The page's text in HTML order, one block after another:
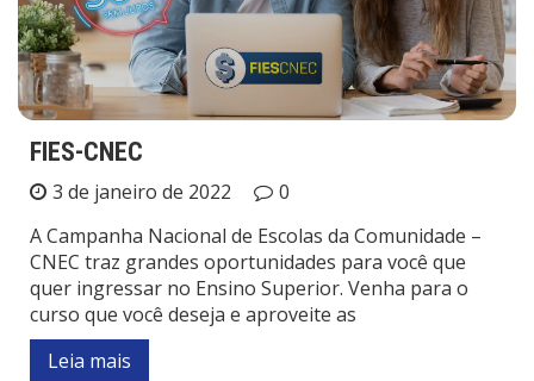
FIES-CNEC
3 de janeiro de 2022
0
A Campanha Nacional de Escolas da Comunidade –
CNEC traz grandes oportunidades para você que
quer ingressar no Ensino Superior. Venha para o
curso que você deseja e aproveite as
Leia mais